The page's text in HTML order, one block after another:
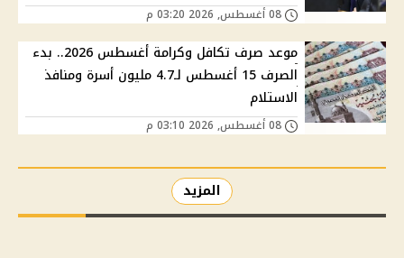
موعد صرف تكافل وكرامة أغسطس 2026.. بدء
الصرف 15 أغسطس لـ4.7 مليون أسرة ومنافذ
الاستلام
المزيد